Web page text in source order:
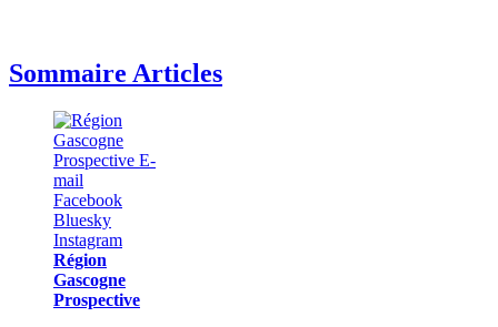
Sommaire Articles
Région
Gascogne
Prospective